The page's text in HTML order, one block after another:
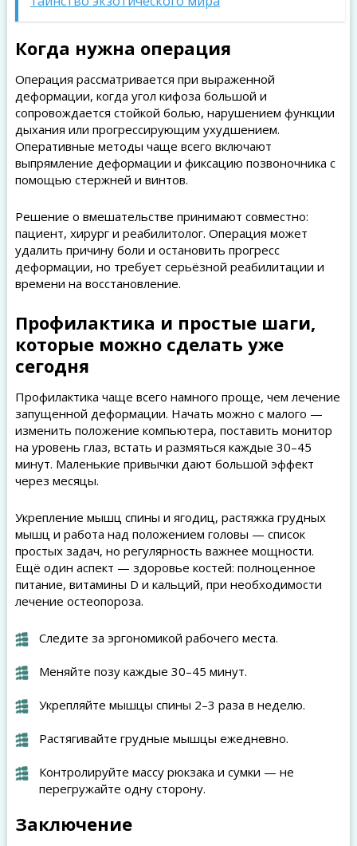
Когда нужна операция
Операция рассматривается при выраженной
деформации, когда угол кифоза большой и
сопровождается стойкой болью, нарушением функции
дыхания или прогрессирующим ухудшением.
Оперативные методы чаще всего включают
выпрямление деформации и фиксацию позвоночника с
помощью стержней и винтов.
Решение о вмешательстве принимают совместно:
пациент, хирург и реабилитолог. Операция может
удалить причину боли и остановить прогресс
деформации, но требует серьёзной реабилитации и
времени на восстановление.
Профилактика и простые шаги,
которые можно сделать уже
сегодня
Профилактика чаще всего намного проще, чем лечение
запущенной деформации. Начать можно с малого —
изменить положение компьютера, поставить монитор
на уровень глаз, встать и размяться каждые 30–45
минут. Маленькие привычки дают большой эффект
через месяцы.
Укрепление мышц спины и ягодиц, растяжка грудных
мышц и работа над положением головы — список
простых задач, но регулярность важнее мощности.
Ещё один аспект — здоровье костей: полноценное
питание, витамины D и кальций, при необходимости
лечение остеопороза.
Следите за эргономикой рабочего места.
Меняйте позу каждые 30–45 минут.
Укрепляйте мышцы спины 2–3 раза в неделю.
Растягивайте грудные мышцы ежедневно.
Контролируйте массу рюкзака и сумки — не
перегружайте одну сторону.
Заключение